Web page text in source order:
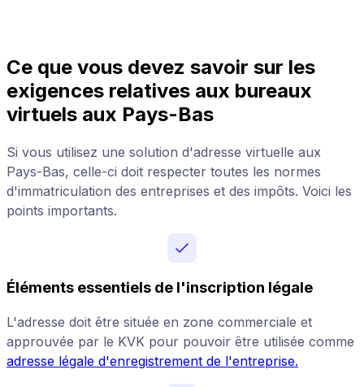
Ce que vous devez savoir sur les
exigences relatives aux bureaux
virtuels aux Pays-Bas
Si vous utilisez une solution d'adresse virtuelle aux
Pays-Bas, celle-ci doit respecter toutes les normes
d'immatriculation des entreprises et des impôts. Voici les
points importants.
Éléments essentiels de l'inscription légale
L'adresse doit être située en zone commerciale et
approuvée par le KVK pour pouvoir être utilisée comme
adresse légale d'enregistrement de l'entreprise.